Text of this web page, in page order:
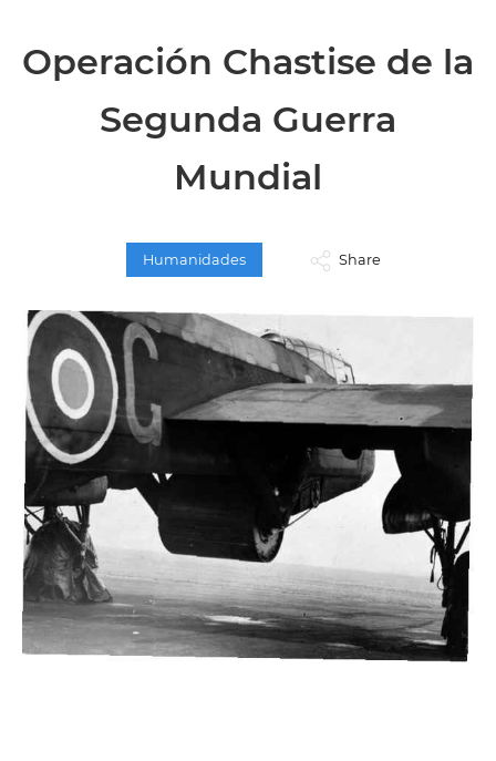
Operación Chastise de la
Segunda Guerra
Mundial
Humanidades Share